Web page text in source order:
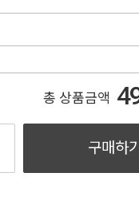
총 상품금액
구매하기